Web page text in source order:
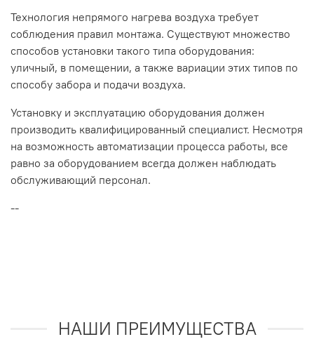
Технология непрямого нагрева воздуха требует
соблюдения правил монтажа. Существуют множество
способов установки такого типа оборудования:
уличный, в помещении, а также вариации этих типов по
способу забора и подачи воздуха.
Установку и эксплуатацию оборудования должен
производить квалифицированный специалист. Несмотря
на возможность автоматизации процесса работы, все
равно за оборудованием всегда должен наблюдать
обслуживающий персонал.
--
НАШИ ПРЕИМУЩЕСТВА